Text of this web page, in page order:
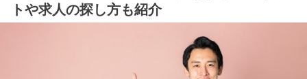
トや求人の探し方も紹介